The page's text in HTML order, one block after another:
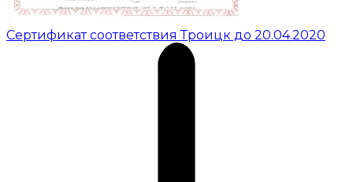
Сертификат соответствия Троицк до 20.04.2020